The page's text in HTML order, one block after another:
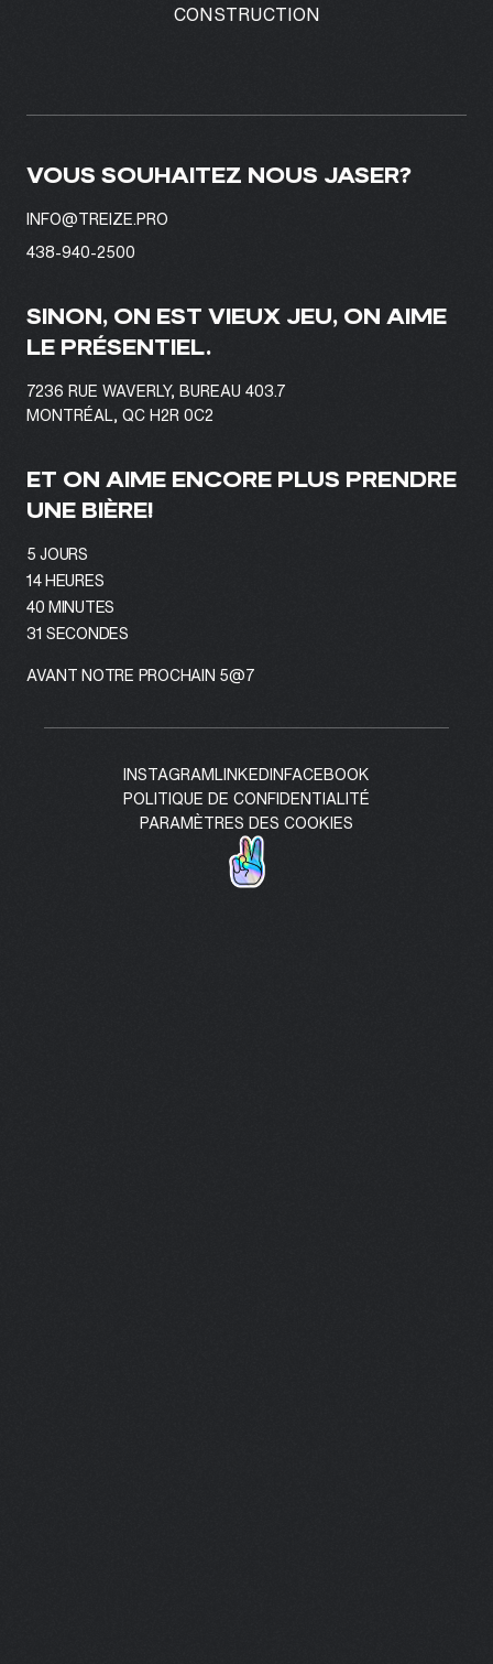
CONSTRUCTION
VOUS SOUHAITEZ NOUS JASER?
INFO@TREIZE.PRO
438-940-2500
SINON, ON EST VIEUX JEU, ON AIME
LE PRÉSENTIEL.
7236 RUE WAVERLY, BUREAU 403.7
MONTRÉAL, QC H2R 0C2
ET ON AIME ENCORE PLUS PRENDRE
UNE BIÈRE!
5 JOURS
14 HEURES
40 MINUTES
29 SECONDES
AVANT NOTRE PROCHAIN 5@7
INSTAGRAM LINKEDIN FACEBOOK
POLITIQUE DE CONFIDENTIALITÉ
PARAMÈTRES DES COOKIES